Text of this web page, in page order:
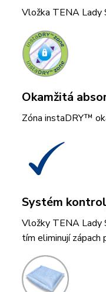
Vložka TENA Lady
Okamžitá
Zóna instaDRY™
Systém
Vložky TENA Lady
tím eliminují zápach